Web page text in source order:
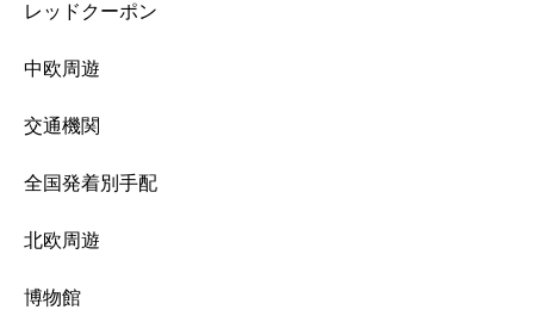
レッドクーポン
中欧周遊
交通機関
全国発着別手配
北欧周遊
博物館